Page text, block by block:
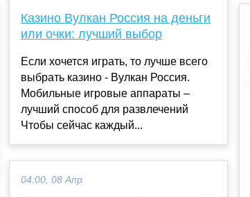
Казино Вулкан Россия на деньги
или очки: лучший выбор
Если хочется играть, то лучше всего
выбрать казино - Вулкан Россия.
Мобильные игровые аппараты –
лучший способ для развлечений
Чтобы сейчас каждый...
04:00, 08 Апр